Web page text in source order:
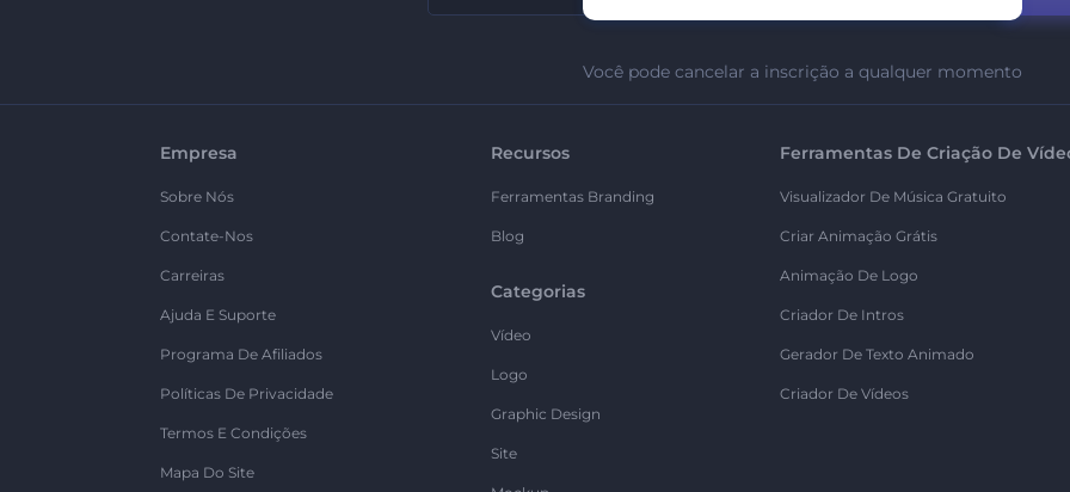
Você pode cancelar a inscrição a qualquer momento
Empresa
Sobre Nós
Contate-Nos
Carreiras
Ajuda E Suporte
Programa De Afiliados
Políticas De Privacidade
Termos E Condições
Mapa Do Site
Recursos
Ferramentas Branding
Blog
Categorias
Vídeo
Logo
Graphic Design
Site
Ferramentas De Criação De
Visualizador De Música Gratuito
Criar Animação Grátis
Animação De Logo
Criador De Intros
Gerador De Texto Animado
Criador De Vídeos